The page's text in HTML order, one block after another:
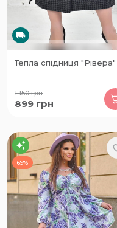
Тепла спідниця "Рівера"
1 150грн
899 грн
69%